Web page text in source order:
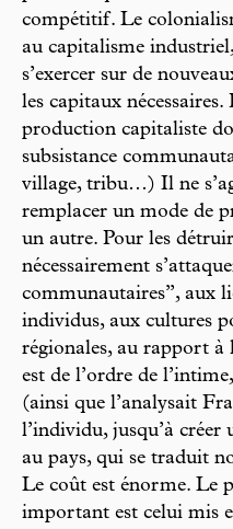
compétitif. Le
au capitalisme
s’exercer sur de
les capitaux
production capitaliste
subsistance
village, tribu…) Il ne
remplacer un mode de
un autre. Pour les
nécessairement
communautaires”, aux
individus, aux cultures
régionales, au rapport à
est de l’ordre de
(ainsi que l’analysait
l’individu, jusqu’à
au pays, qui se traduit
Le coût est énorme. Le
important est celui mis